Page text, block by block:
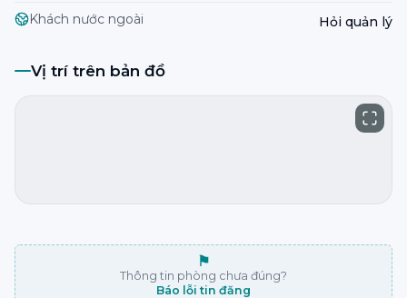
Khách nước ngoài Hỏi quản lý
Vị trí trên bản đồ
⚑
Thông tin phòng chưa đúng?
Báo lỗi tin đăng